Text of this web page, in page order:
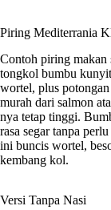
Piring Mediterrania
Contoh piring makan
tongkol bumbu
wortel, plus
murah dari salmon
nya tetap tinggi.
rasa segar tanpa
ini buncis wortel,
kembang kol.
Versi Tanpa Nasi